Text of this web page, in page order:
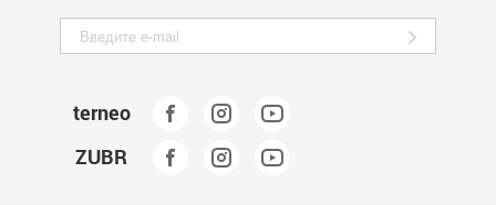
terneo
ZUBR